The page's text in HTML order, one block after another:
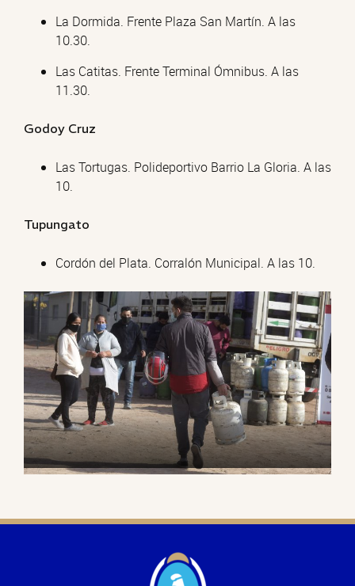
La Dormida. Frente Plaza San Martín. A las
10.30.
Las Catitas. Frente Terminal Ómnibus. A las
11.30.
Godoy Cruz
Las Tortugas. Polideportivo Barrio La Gloria. A las
10.
Tupungato
Cordón del Plata. Corralón Municipal. A las 10.